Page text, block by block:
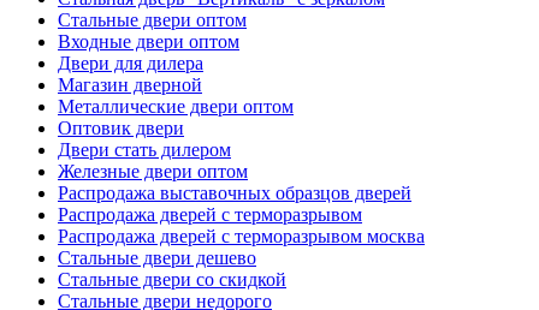
Стальные двери оптом
Входные двери оптом
Двери для дилера
Магазин дверной
Металлические двери оптом
Оптовик двери
Двери стать дилером
Железные двери оптом
Распродажа выставочных образцов дверей
Распродажа дверей с терморазрывом
Распродажа дверей с терморазрывом москва
Стальные двери дешево
Стальные двери со скидкой
Стальные двери недорого